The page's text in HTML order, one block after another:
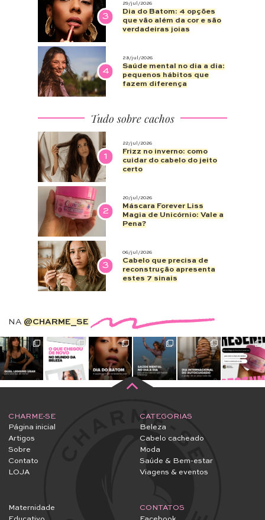
3
29/jul/2026
Dia do Batom: 4 opções
que vão além da cor e são
verdadeiras joias
4
28/jul/2026
Saúde mental no dia a dia:
pequenos hábitos que
fazem diferença
Tudo sobre cachos
1
22/jul/2026
Frizz no inverno: como
cuidar do cabelo do jeito
certo
2
20/jul/2026
Máscara Forever Liss
Magia de Unicórnio: Vale a
Pena?
3
06/jul/2026
Cabelo que precisa de
reconstrução apresenta
estes 7 sinais
NA @CHARME_SE
CHARME-SE
Página inicial
Artigos
Sobre
Contato
LOJA
CATEGORIAS
Beleza
Cabelo cacheado
Moda
Saúde & Bem-estar
Viagens & eventos
Maternidade
CONTATOS